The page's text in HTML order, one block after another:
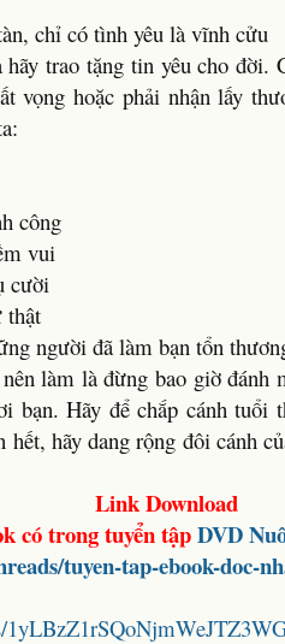
chỉ có tình yêu là vĩnh cửu
trao tặng tin yêu cho đời.
vọng hoặc phải nhận lấy
công
vui
cười
thật
người đã làm bạn tổn
làm là đừng bao giờ
bạn. Hãy để chắp cánh tuổi
hết, hãy dang rộng đôi cánh
Link Download
có trong tuyển tậpDVD
tuyen-tap-ebook-doc-